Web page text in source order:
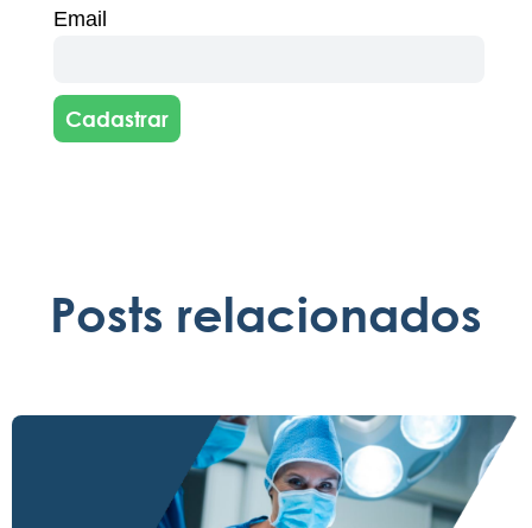
Email
Cadastrar
Posts relacionados